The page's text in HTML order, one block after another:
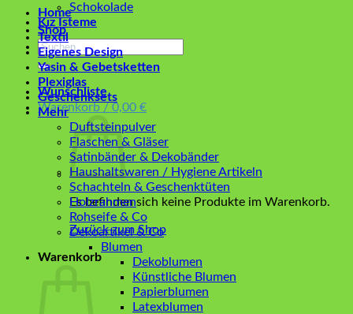
Home
Shop
Suchen
nach:
Wunschliste
Warenkorb / 0,00 €
Es befinden sich keine Produkte im Warenkorb.
Zurück zum Shop
Warenkorb
Schokolade
Kız İsteme
Textil
Eigenes Design
Yasin & Gebetsketten
Plexiglas
Geschenksets
Mehr
Duftsteinpulver
Flaschen & Gläser
Satinbänder & Dekobänder
Haushaltswaren / Hygiene Artikeln
Schachteln & Geschenktüten
Holzrahmen
Rohseife & Co
Dekoartikel & Co
Blumen
Dekoblumen
Künstliche Blumen
Papierblumen
Latexblumen